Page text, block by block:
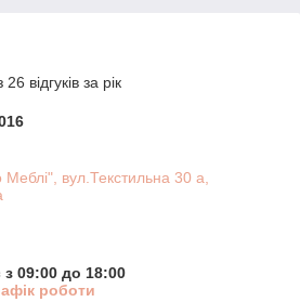
відгуків за рік
вул.Текстильна 30 а,
09:00 до 18:00
роботи